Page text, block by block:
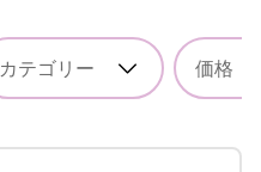
カテゴリー 価格